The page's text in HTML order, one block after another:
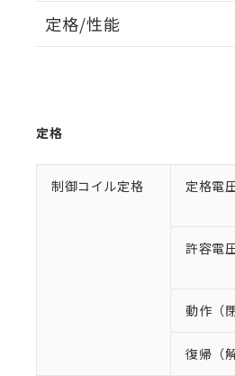
定格/性能
定格
制御コイル定格 定格電
許容電
動作（
復帰（